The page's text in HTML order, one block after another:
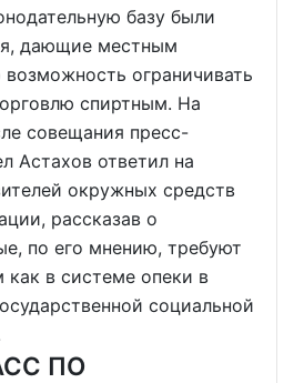
базу были
дающие местным
ограничивать
спиртным. На
совещания пресс-
Астахов ответил на
окружных средств
рассказав о
по его мнению, требуют
в системе опеки в
социальной
ПО